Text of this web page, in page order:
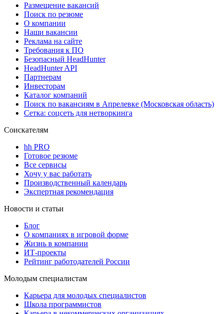
Размещение вакансий
Поиск по резюме
О компании
Наши вакансии
Реклама на сайте
Требования к ПО
Безопасный HeadHunter
HeadHunter API
Партнерам
Инвесторам
Каталог компаний
Поиск по вакансиям в Апрелевке (Московская область)
Сетка: соцсеть для нетворкинга
Соискателям
hh PRO
Готовое резюме
Все сервисы
Хочу у вас работать
Производственный календарь
Экспертная рекомендация
Новости и статьи
Блог
О компаниях в игровой форме
Жизнь в компании
ИТ-проекты
Рейтинг работодателей России
Молодым специалистам
Карьера для молодых специалистов
Школа программистов